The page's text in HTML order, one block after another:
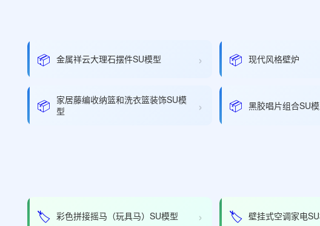
📦 金属祥云大理石摆件SU模型 › 📦 现代风格壁炉
📦 家居藤编收纳篮和洗衣篮装饰SU模
型
› 📦 黑胶唱片组合SU
🏷️ 彩色拼接摇马（玩具马）SU模型 › 🏷️ 壁挂式空调家电